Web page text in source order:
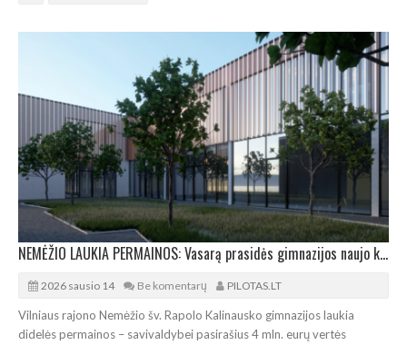
NEMĖŽIO LAUKIA PERMAINOS: Vasarą prasidės gimnazijos naujo korpuso statybos
2026 sausio 14 Be komentarų PILOTAS.LT
Vilniaus rajono Nemėžio šv. Rapolo Kalinausko gimnazijos laukia
didelės permainos – savivaldybei pasirašius 4 mln. eurų vertės